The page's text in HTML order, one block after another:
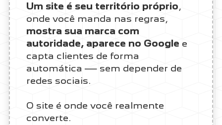
Um site é seu território próprio,
onde você manda nas regras,
mostra sua marca com
autoridade, aparece no Google e
capta clientes de forma
automática — sem depender de
redes sociais.
O site é onde você realmente
converte.